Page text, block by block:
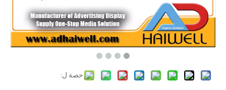
حصة ل: